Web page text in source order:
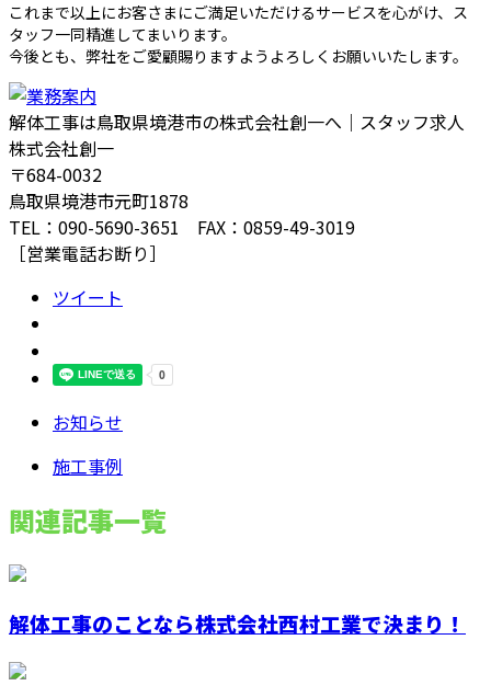
これまで以上にお客さまにご満足いただけるサービスを心がけ、ス
タッフ一同精進してまいります。
今後とも、弊社をご愛顧賜りますようよろしくお願いいたします。
解体工事は鳥取県境港市の株式会社創一へ｜スタッフ求人
株式会社創一
〒684-0032
鳥取県境港市元町1878
TEL：090-5690-3651 FAX：0859-49-3019
［営業電話お断り］
ツイート
お知らせ
施工事例
関連記事一覧
解体工事のことなら株式会社西村工業で決まり！